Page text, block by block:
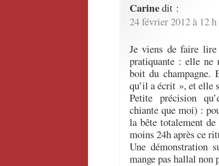
Carinedit :
24 février 2012 à 12
Je viens de faire
pratiquante : elle ne
boit du
qu’il a écrit », et elle
Petite précision
chiante que moi) :
la bête totalement
moins 24h après ce
Une démonstration
mange pas hallal non